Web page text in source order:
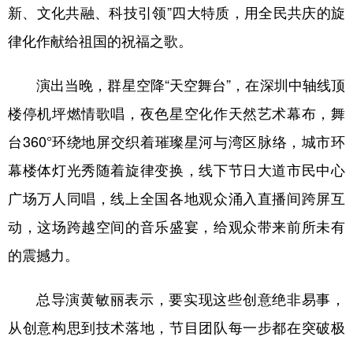
公益 一带一路 亚太网 上市公司
文化产业
地方频道
北京 天津 河北 山西
辽宁 吉林 上海 江苏
浙江 安徽 福建 江西
山东 河南 湖北 湖南
四川 贵州 云南 西藏
陕西 甘肃 青海 宁夏
新、文化共融、科技引领”四大特质，用全民共庆的旋
律化作献给祖国的祝福之歌。
演出当晚，群星空降“天空舞台”，在深圳中轴线顶
楼停机坪燃情歌唱，夜色星空化作天然艺术幕布，舞
台360°环绕地屏交织着璀璨星河与湾区脉络，城市环
幕楼体灯光秀随着旋律变换，线下节日大道市民中心
广场万人同唱，线上全国各地观众涌入直播间跨屏互
动，这场跨越空间的音乐盛宴，给观众带来前所未有
的震撼力。
总导演黄敏丽表示，要实现这些创意绝非易事，
从创意构思到技术落地，节目团队每一步都在突破极